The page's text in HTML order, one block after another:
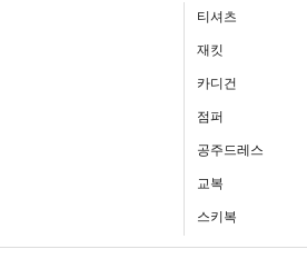
티셔츠
재킷
카디건
점퍼
공주드레스
교복
스키복